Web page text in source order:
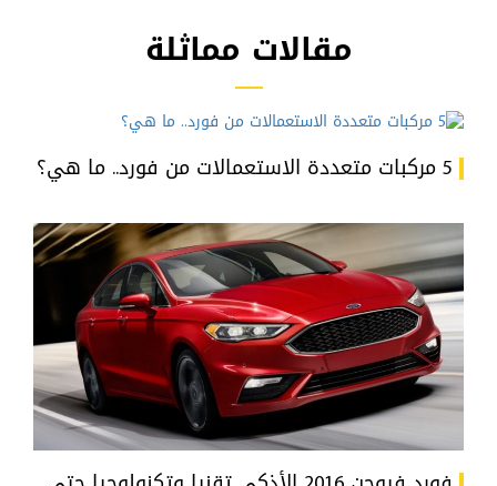
مقالات مماثلة
5 مركبات متعددة الاستعمالات من فورد.. ما هي؟